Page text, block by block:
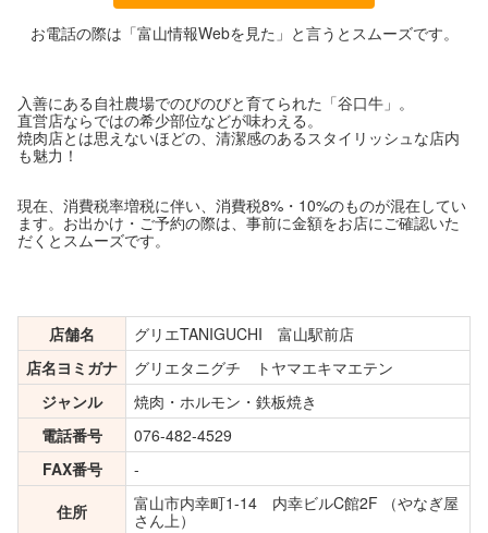
お電話の際は「富山情報Webを見た」と言うとスムーズです。
入善にある自社農場でのびのびと育てられた「谷口牛」。
直営店ならではの希少部位などが味わえる。
焼肉店とは思えないほどの、清潔感のあるスタイリッシュな店内
も魅力！
現在、消費税率増税に伴い、消費税8%・10%のものが混在してい
ます。お出かけ・ご予約の際は、事前に金額をお店にご確認いた
だくとスムーズです。
店舗名
グリエTANIGUCHI 富山駅前店
店名ヨミガナ
グリエタニグチ トヤマエキマエテン
ジャンル
焼肉・ホルモン・鉄板焼き
電話番号
076-482-4529
FAX番号
-
住所
富山市内幸町1-14 内幸ビルC館2F （やなぎ屋
さん上）